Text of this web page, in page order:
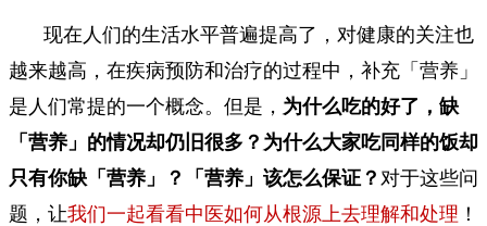
现在人们的生活水平普遍提高了，对健康的关注也
越来越高，在疾病预防和治疗的过程中，补充「营养」
是人们常提的一个概念。但是， 为什么吃的好了，缺
「营养」的情况却仍旧很多？为什么大家吃同样的饭却
只有你缺「营养」？「营养」该怎么保证？ 对于这些问
题，让我们一起看看中医如何从根源上去理解和处理 ！